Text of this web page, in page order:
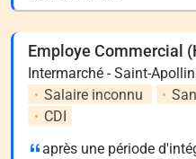
Employe Commercial
Intermarché - Saint-
Salaire inconnu
CDI
après une période